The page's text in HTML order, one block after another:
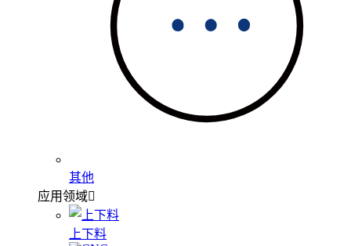
其他
应用领域
上下料